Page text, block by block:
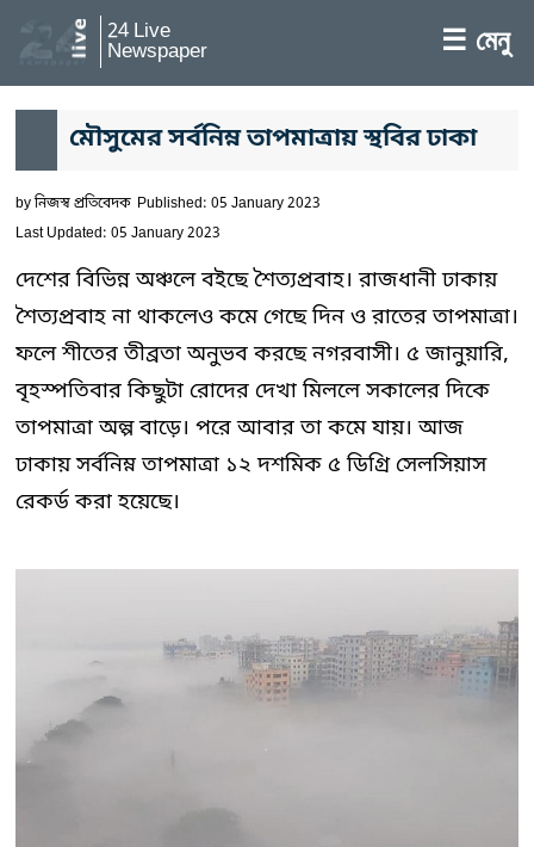
24 Live
Newspaper ☰ মেনু
মৌসুমের সর্বনিম্ন তাপমাত্রায় স্থবির ঢাকা
byনিজস্ব প্রতিবেদক Published: 05 January 2023
Last Updated: 05 January 2023
দেশের বিভিন্ন অঞ্চলে বইছে শৈত্যপ্রবাহ। রাজধানী ঢাকায়
শৈত্যপ্রবাহ না থাকলেও কমে গেছে দিন ও রাতের তাপমাত্রা।
ফলে শীতের তীব্রতা অনুভব করছে নগরবাসী। ৫ জানুয়ারি,
বৃহস্পতিবার কিছুটা রোদের দেখা মিললে সকালের দিকে
তাপমাত্রা অল্প বাড়ে। পরে আবার তা কমে যায়। আজ
ঢাকায় সর্বনিম্ন তাপমাত্রা ১২ দশমিক ৫ ডিগ্রি সেলসিয়াস
রেকর্ড করা হয়েছে।